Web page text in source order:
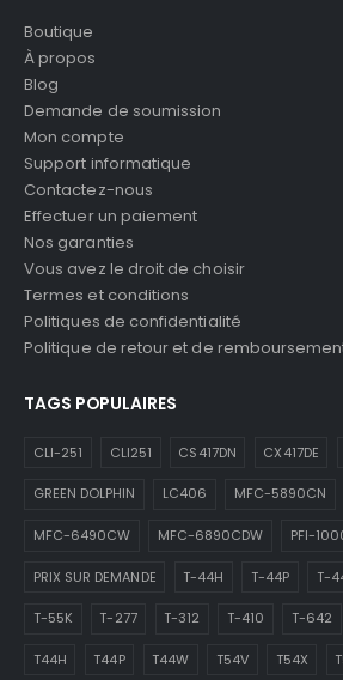
Boutique
À propos
Blog
Demande de soumission
Mon compte
Support informatique
Contactez-nous
Effectuer un paiement
Nos garanties
Vous avez le droit de choisir
Termes et conditions
Politiques de confidentialité
Politique de retour et de
TAGS POPULAIRES
CLI-251 CLI251 CS417DN CX417DE
GREEN DOLPHIN LC406 MFC-5890CN
MFC-6490CW MFC-6890CDW PFI-
PRIX SUR DEMANDE T-44H T-44P T-
T-55K T-277 T-312 T-410 T-642
T44H T44P T44W T54V T54X